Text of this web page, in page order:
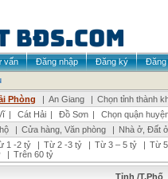
vấn Đăng nhập Đăng ký
Đăng
Phòng | An Giang | Chọn tỉnh thành
| Cát Hải | Đồ Sơn |
Chọn quận
| Cửa hàng, Văn phòng | Nhà ở, Đất ở
1 -2 tỷ | Từ 2 -3 tỷ | Từ 3 – 5 tỷ | Từ
| Trên 60 tỷ
Tỉnh /T.Phố